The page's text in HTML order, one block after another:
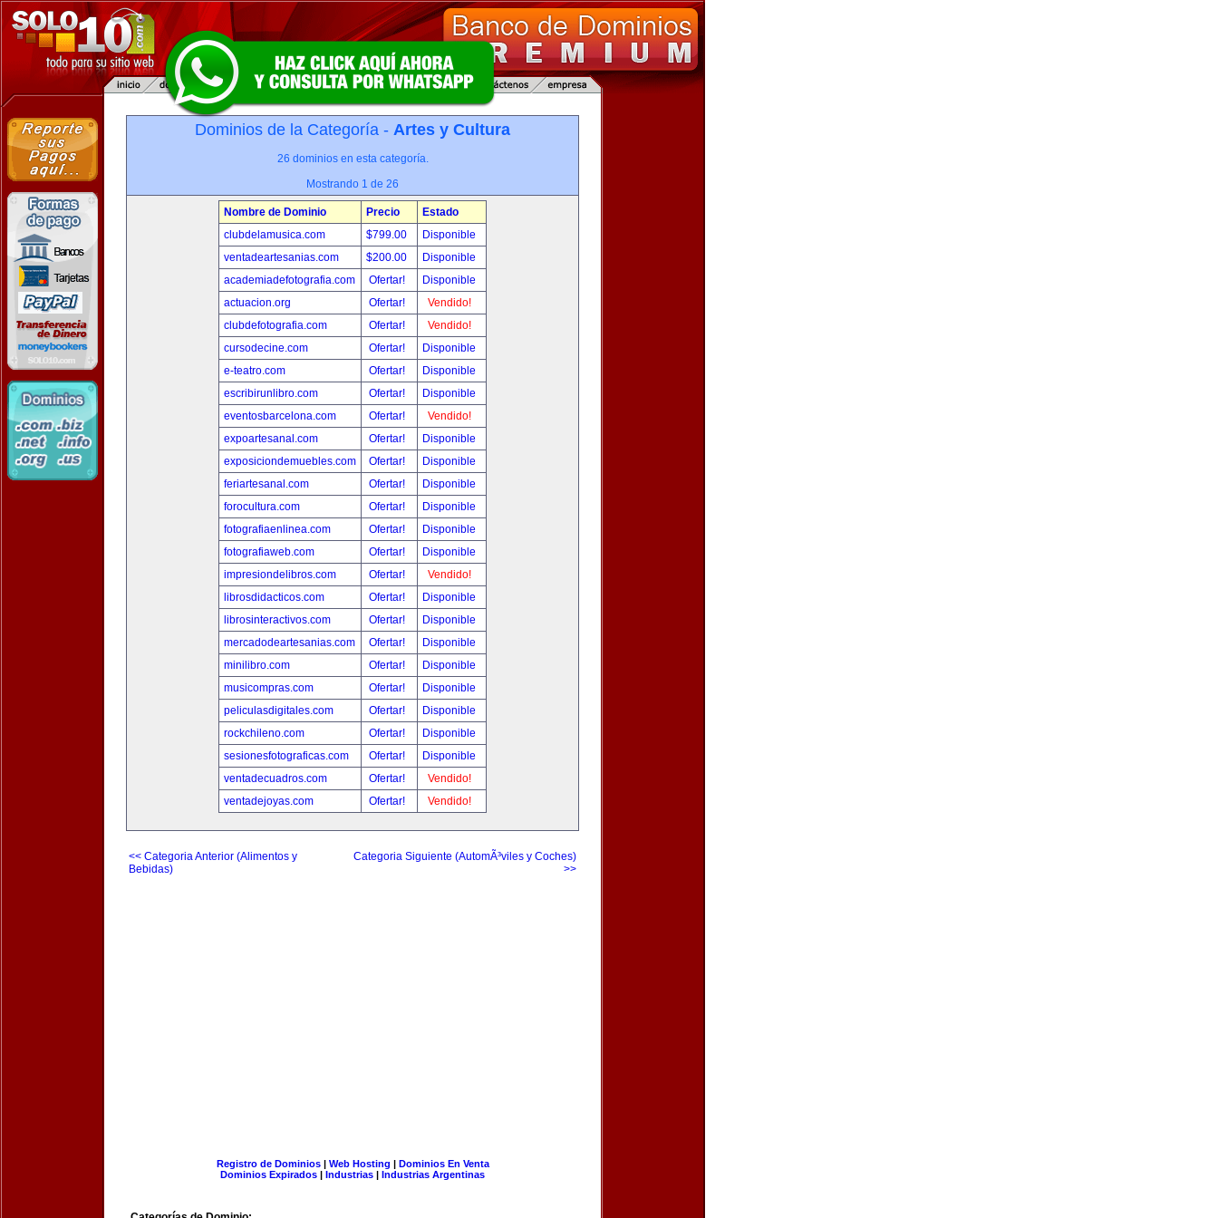
Dominios de la Categoría - Artes y Cultura
26 dominios en esta categoría.
Mostrando 1 de 26
Nombre de Dominio Precio
Estado
clubdelamusica.com
$799.00
Disponible
ventadeartesanias.com
$200.00
Disponible
academiadefotografia.com
Ofertar!
Disponible
actuacion.org
Ofertar!
Vendido!
clubdefotografia.com
Ofertar!
Vendido!
cursodecine.com
Ofertar!
Disponible
e-teatro.com
Ofertar!
Disponible
escribirunlibro.com
Ofertar!
Disponible
eventosbarcelona.com
Ofertar!
Vendido!
expoartesanal.com
Ofertar!
Disponible
exposiciondemuebles.com
Ofertar!
Disponible
feriartesanal.com
Ofertar!
Disponible
forocultura.com
Ofertar!
Disponible
fotografiaenlinea.com
Ofertar!
Disponible
fotografiaweb.com
Ofertar!
Disponible
impresiondelibros.com
Ofertar!
Vendido!
librosdidacticos.com
Ofertar!
Disponible
librosinteractivos.com
Ofertar!
Disponible
mercadodeartesanias.com
Ofertar!
Disponible
minilibro.com
Ofertar!
Disponible
musicompras.com
Ofertar!
Disponible
peliculasdigitales.com
Ofertar!
Disponible
rockchileno.com
Ofertar!
Disponible
sesionesfotograficas.com
Ofertar!
Disponible
ventadecuadros.com
Ofertar!
Vendido!
ventadejoyas.com
Ofertar! Vendido!
<< Categoria Anterior (Alimentos y
Bebidas)
Categoria Siguiente (AutomÃ³viles y Coches)
>>
Registro de Dominios| Web Hosting | Dominios En Venta
Dominios Expirados | Industrias | Industrias Argentinas